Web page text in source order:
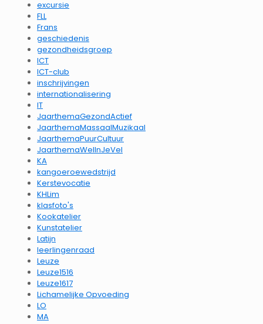
excursie
FLL
Frans
geschiedenis
gezondheidsgroep
ICT
ICT-club
inschrijvingen
internationalisering
IT
JaarthemaGezondActief
JaarthemaMassaalMuzikaal
JaarthemaPuurCultuur
JaarthemaWelInJeVel
KA
kangoeroewedstrijd
Kerstevocatie
KHLim
klasfoto's
Kookatelier
Kunstatelier
Latijn
leerlingenraad
Leuze
Leuze1516
Leuze1617
Lichamelijke Opvoeding
LO
MA